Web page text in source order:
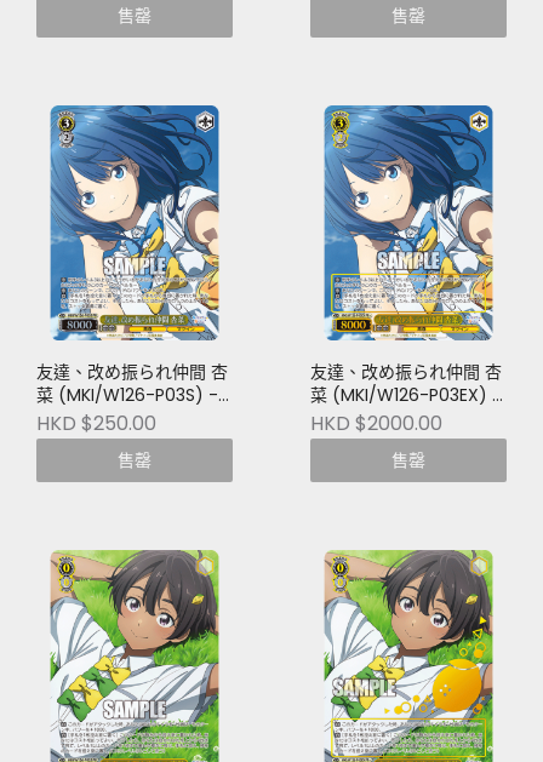
售罄 售罄
友達、改め振られ仲間 杏
菜 (MKI/W126-P03S) -
PR
HKD $250.00
售罄
友達、改め振られ仲間 杏
菜 (MKI/W126-P03EX) -
PR+
HKD $2000.00
售罄